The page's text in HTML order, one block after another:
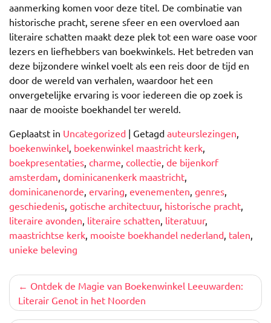
aanmerking komen voor deze titel. De combinatie van
historische pracht, serene sfeer en een overvloed aan
literaire schatten maakt deze plek tot een ware oase voor
lezers en liefhebbers van boekwinkels. Het betreden van
deze bijzondere winkel voelt als een reis door de tijd en
door de wereld van verhalen, waardoor het een
onvergetelijke ervaring is voor iedereen die op zoek is
naar de mooiste boekhandel ter wereld.
Geplaatst in Uncategorized | Getagd auteurslezingen
boekenwinkel boekenwinkel maastricht kerk
boekpresentaties charme collectie de bijenkorf
amsterdam dominicanenkerk maastricht
dominicanenorde ervaring evenementen genres
geschiedenis gotische architectuur, historische pracht
literaire avonden literaire schatten literatuur,
maastrichtse kerk mooiste boekhandel nederland talen
unieke beleving
Berichtnavigatie
Ontdek de Magie van Boekenwinkel Leeuwarden:
Literair Genot in het Noorden